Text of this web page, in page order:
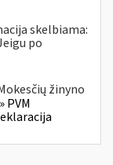
skelbiama:
po
žinyno
PVM